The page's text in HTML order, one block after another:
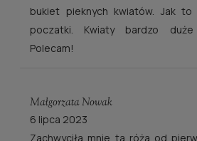
bukiet pieknych kwiatów. Jak
poczatki. Kwiaty bardzo
Polecam!
Małgorzata Nowak
6 lipca 2023
Zachwyciła mnie ta róża od